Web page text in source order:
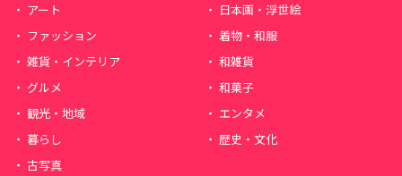
アート
日本画・浮世絵
ファッション
着物・和服
雑貨・インテリア
和雑貨
グルメ
和菓子
観光・地域
エンタメ
暮らし
歴史・文化
古写真